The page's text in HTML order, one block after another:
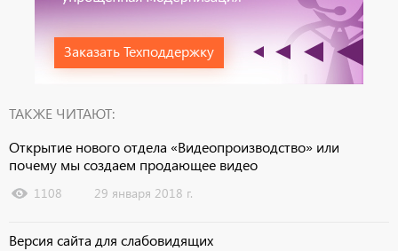
Заказать Техподдержку
ТАКЖЕ ЧИТАЮТ:
Открытие нового отдела «Видеопроизводство» или
почему мы создаем продающее видео
1108 29 января 2018 г.
Версия сайта для слабовидящих